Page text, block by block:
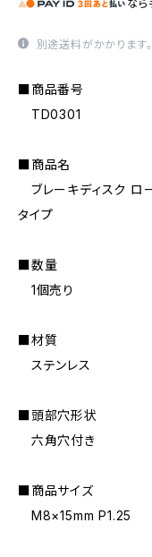
なら
別途送料がかかります。
■商品番号
TD0301
■商品名
ブレーキディスク ロ
タイプ
■数量
1個売り
■材質
ステンレス
■頭部穴形状
六角穴付き
■商品サイズ
M8×15mm P1.25